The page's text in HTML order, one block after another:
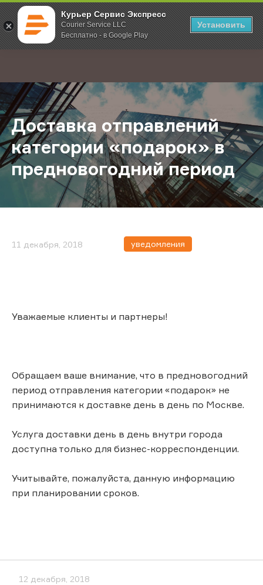
Курьер Сервис Экспресс
Courier Service LLC
Бесплатно - в Google Play
Установить
; Главная О компании Новости Доставка отправлений
Доставка отправлений
категории «подарок» в
предновогодний период
11 декабря, 2018 уведомления
Уважаемые клиенты и партнеры!
Обращаем ваше внимание, что в предновогодний
период отправления категории «подарок» не
принимаются к доставке день в день по Москве.
Услуга доставки день в день внутри города
доступна только для бизнес-корреспонденции.
Учитывайте, пожалуйста, данную информацию
при планировании сроков.
12 декабря, 2018